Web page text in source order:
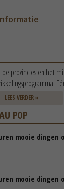
provincies en het
LEES VERDER »
POP
mooie dingen
mooie dingen